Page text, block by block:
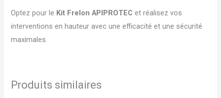
Optez pour le Kit Frelon APIPROTEC et réalisez vos
interventions en hauteur avec une efficacité et une sécurité
maximales.
Produits similaires